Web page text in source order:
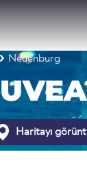
Neuenburg
Haritayı